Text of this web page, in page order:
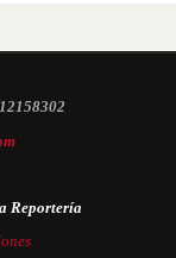
Reportería